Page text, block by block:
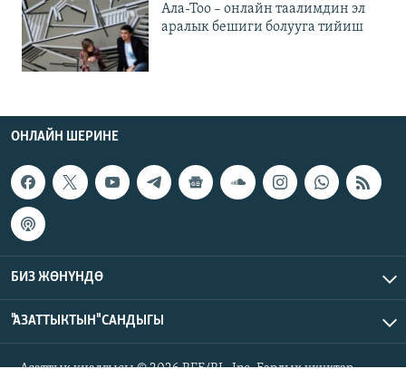
Ала-Тоо – онлайн таалимдин эл
аралык бешиги болууга тийиш
ОНЛАЙН ШЕРИНЕ
БИЗ ЖӨНҮНДӨ
"АЗАТТЫКТЫН" САНДЫГЫ